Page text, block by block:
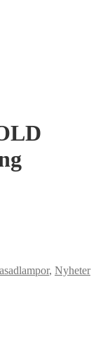
, Nyheter